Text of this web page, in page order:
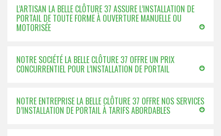
L’ARTISAN LA BELLE CLÔTURE 37 ASSURE L’INSTALLATION DE
PORTAIL DE TOUTE FORME À OUVERTURE MANUELLE OU
MOTORISÉE
NOTRE SOCIÉTÉ LA BELLE CLÔTURE 37 OFFRE UN PRIX
CONCURRENTIEL POUR L’INSTALLATION DE PORTAIL
NOTRE ENTREPRISE LA BELLE CLÔTURE 37 OFFRE NOS SERVICES
D’INSTALLATION DE PORTAIL À TARIFS ABORDABLES